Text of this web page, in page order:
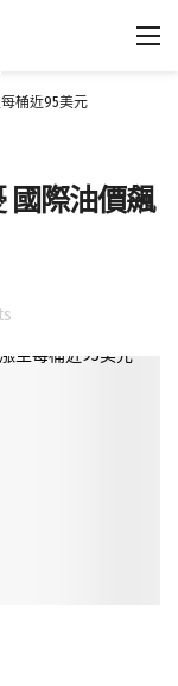
桶近95美元
國際油價飆